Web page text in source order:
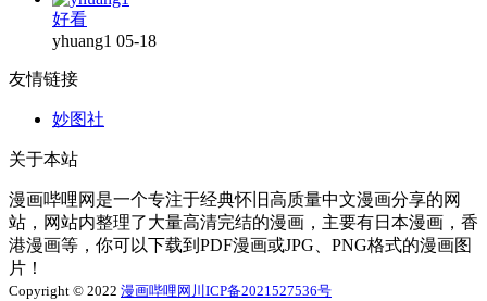
好看
yhuang1 05-18
友情链接
妙图社
关于本站
漫画哔哩网是一个专注于经典怀旧高质量中文漫画分享的网
站，网站内整理了大量高清完结的漫画，主要有日本漫画，香
港漫画等，你可以下载到PDF漫画或JPG、PNG格式的漫画图
片！
Copyright © 2022 漫画哔哩网 川ICP备2021527536号